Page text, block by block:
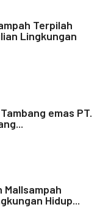
Terpilah
Lingkungan
emas PT.
Mallsampah
Hidup...